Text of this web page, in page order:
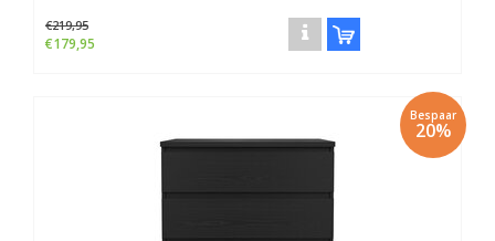
€219,95
€179,95
Bespaar
20%